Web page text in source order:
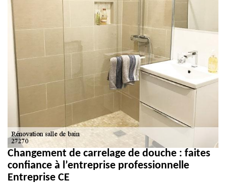
Changement de carrelage de douche : faites
confiance à l’entreprise professionnelle
Entreprise CE